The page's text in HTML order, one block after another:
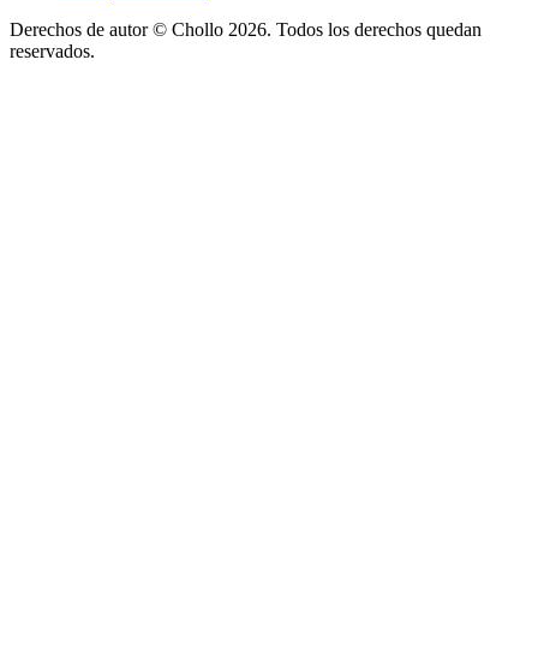
Derechos de autor © Chollo 2026. Todos los derechos quedan
reservados.